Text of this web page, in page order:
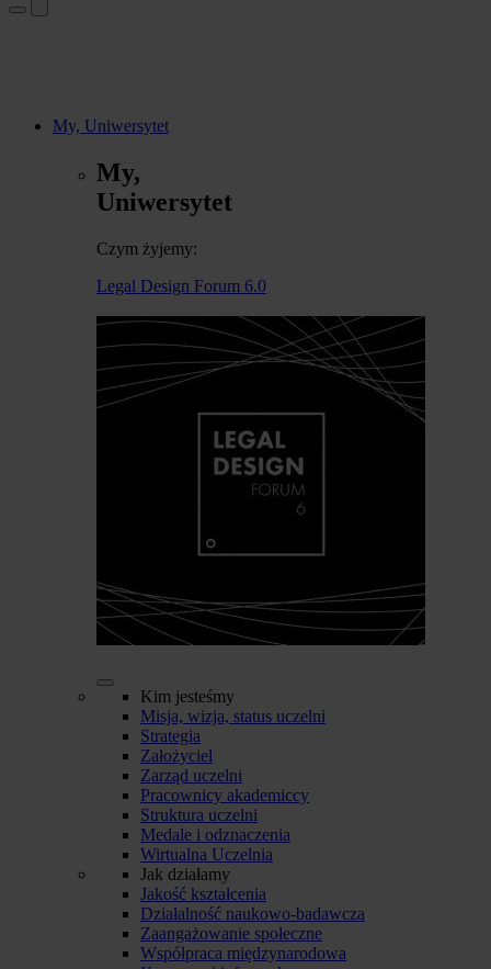
My, Uniwersytet
My,
Uniwersytet
Czym żyjemy:
Legal Design Forum 6.0
Kim jesteśmy
Misja, wizja, status uczelni
Strategia
Założyciel
Zarząd uczelni
Pracownicy akademiccy
Struktura uczelni
Medale i odznaczenia
Wirtualna Uczelnia
Jak działamy
Jakość kształcenia
Działalność naukowo-badawcza
Zaangażowanie społeczne
Współpraca międzynarodowa